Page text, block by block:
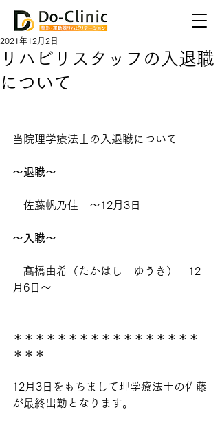
リハビリスタッフの入退職
について
2021年12月2日
当院理学療法士の入退職について
〜退職〜
佐藤帆乃佳　〜12月3日
〜入職〜
髙橋由希（たかはし　ゆうき）　12
月6日〜
＊＊＊＊＊＊＊＊＊＊＊＊＊＊＊＊＊
＊＊＊
12月3日をもちまして理学療法士の佐藤
が最終出勤となります。